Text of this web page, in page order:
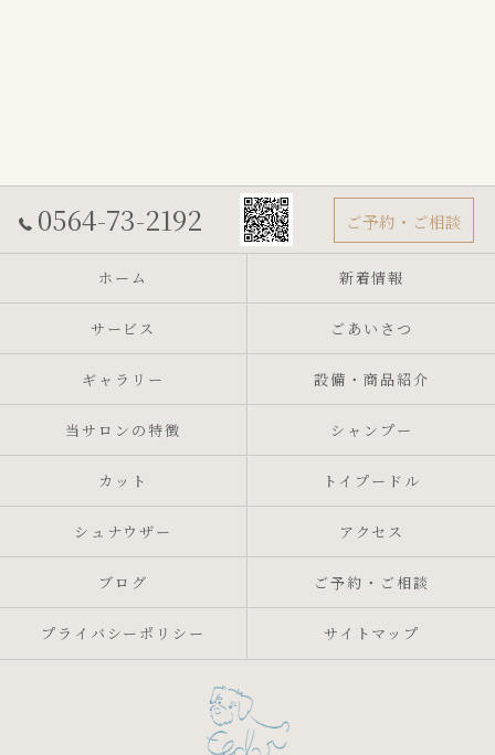
0564-73-2192 ご予約・ご相談
ホーム 新着情報
サービス ごあいさつ
ギャラリー 設備・商品紹介
当サロンの特徴 シャンプー
カット トイプードル
シュナウザー アクセス
ブログ ご予約・ご相談
プライバシーポリシー サイトマップ